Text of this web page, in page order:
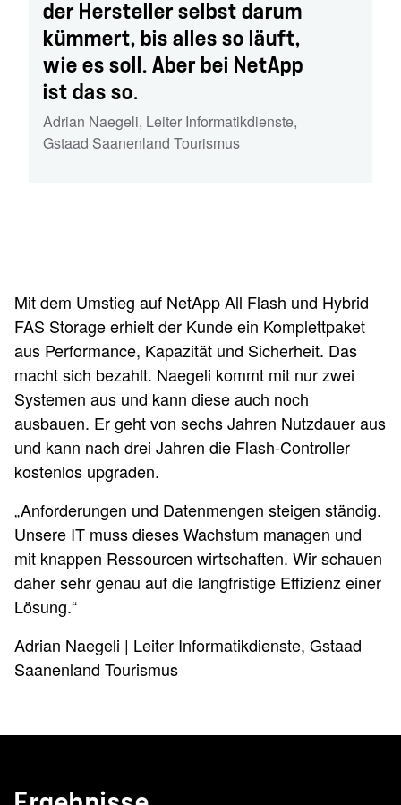
der Hersteller selbst darum
kümmert, bis alles so läuft,
wie es soll. Aber bei NetApp
ist das so.
Adrian Naegeli, Leiter Informatikdienste,
Gstaad Saanenland Tourismus
Mit dem Umstieg auf NetApp All Flash und Hybrid
FAS Storage erhielt der Kunde ein Komplettpaket
aus Performance, Kapazität und Sicherheit. Das
macht sich bezahlt. Naegeli kommt mit nur zwei
Systemen aus und kann diese auch noch
ausbauen. Er geht von sechs Jahren Nutzdauer aus
und kann nach drei Jahren die Flash-Controller
kostenlos upgraden.
„Anforderungen und Datenmengen steigen ständig.
Unsere IT muss dieses Wachstum managen und
mit knappen Ressourcen wirtschaften. Wir schauen
daher sehr genau auf die langfristige Effizienz einer
Lösung.“
Adrian Naegeli | Leiter Informatikdienste, Gstaad
Saanenland Tourismus